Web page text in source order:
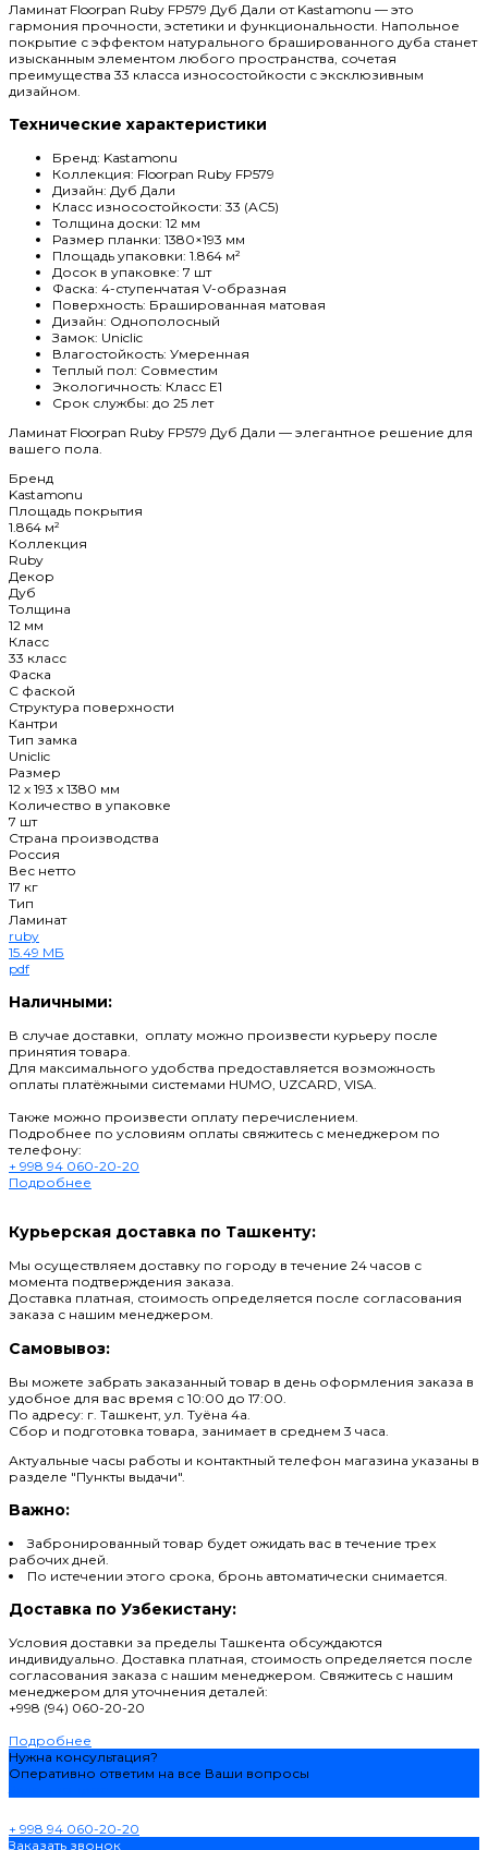
Ламинат Floorpan Ruby FP579 Дуб Дали от Kastamonu — это
гармония прочности, эстетики и функциональности. Напольное
покрытие с эффектом натурального брашированного дуба станет
изысканным элементом любого пространства, сочетая
преимущества 33 класса износостойкости с эксклюзивным
дизайном.
Технические характеристики
Бренд: Kastamonu
Коллекция: Floorpan Ruby FP579
Дизайн: Дуб Дали
Класс износостойкости: 33 (AC5)
Толщина доски: 12 мм
Размер планки: 1380×193 мм
Площадь упаковки: 1.864 м²
Досок в упаковке: 7 шт
Фаска: 4-ступенчатая V-образная
Поверхность: Брашированная матовая
Дизайн: Однополосный
Замок: Uniclic
Влагостойкость: Умеренная
Теплый пол: Совместим
Экологичность: Класс E1
Срок службы: до 25 лет
Ламинат Floorpan Ruby FP579 Дуб Дали — элегантное решение для
вашего пола.
Бренд
Kastamonu
Площадь покрытия
1.864 м²
Коллекция
Ruby
Декор
Дуб
Толщина
12 мм
Класс
33 класс
Фаска
C фаской
Структура поверхности
Кантри
Тип замка
Uniclic
Размер
12 x 193 x 1380 мм
Количество в упаковке
7 шт
Страна производства
Россия
Вес нетто
17 кг
Тип
Ламинат
ruby
15.49 МБ
pdf
Наличными:
В случае доставки, оплату можно произвести курьеру после
принятия товара.
Для максимального удобства предоставляется возможность
оплаты платёжными системами HUMO, UZCARD, VISA.
Также можно произвести оплату перечислением.
Подробнее по условиям оплаты свяжитесь с менеджером по
телефону:
+ 998 94 060-20-20
Подробнее
Курьерская доставка по Ташкенту:
Мы осуществляем доставку по городу в течение 24 часов с
момента подтверждения заказа.
Доставка платная, стоимость определяется после согласования
заказа с нашим менеджером.
Самовывоз:
Вы можете забрать заказанный товар в день оформления заказа в
удобное для вас время с 10:00 до 17:00.
По адресу: г. Ташкент, ул. Туёна 4а.
Сбор и подготовка товара, занимает в среднем 3 часа.
Актуальные часы работы и контактный телефон магазина указаны в
разделе "Пункты выдачи".
Важно:
Забронированный товар будет ожидать вас в течение трех
рабочих дней.
По истечении этого срока, бронь автоматически снимается.
Доставка по Узбекистану:
Условия доставки за пределы Ташкента обсуждаются
индивидуально. Доставка платная, стоимость определяется после
согласования заказа с нашим менеджером. Свяжитесь с нашим
менеджером для уточнения деталей:
+998 (94) 060-20-20
Подробнее
Нужна консультация?
Оперативно ответим на все Ваши вопросы
+ 998 94 060-20-20
Заказать звонок